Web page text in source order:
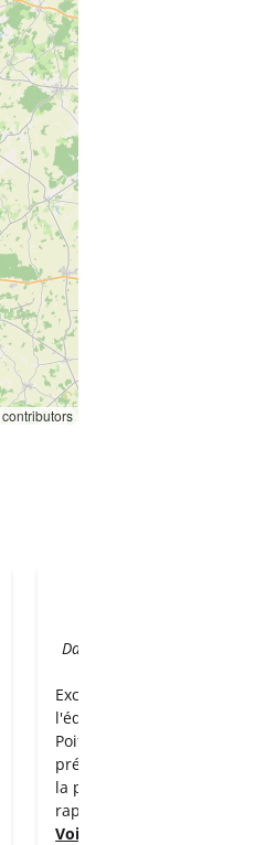
contributors
Date de l'enquête : 13
Excellente expérience avec
l'équipe Demeco de
Poitiers: informations
précises apportées lors de
la préparation et bon
rapport qualité prix. Le
Voir plus